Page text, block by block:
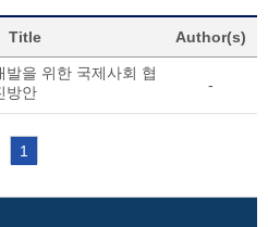
Title Author(s)
발을 위한 국제사회 협
방안
-
1